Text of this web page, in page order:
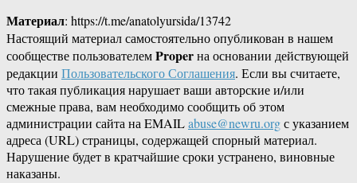
Материал: https://t.me/anatolyursida/13742
Настоящий материал самостоятельно опубликован в нашем
сообществе пользователемProperна основании действующей
редакции Пользовательского Соглашения. Если вы считаете,
что такая публикация нарушает ваши авторские и/или
смежные права, вам необходимо сообщить об этом
администрации сайта на EMAILabuse@newru.orgс указанием
адреса (URL) страницы, содержащей спорный материал.
Нарушение будет в кратчайшие сроки устранено, виновные
наказаны.